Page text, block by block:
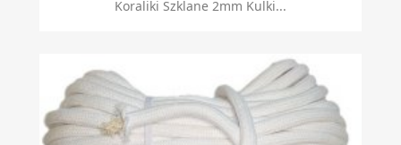
Koraliki Szklane 2mm Kulki...